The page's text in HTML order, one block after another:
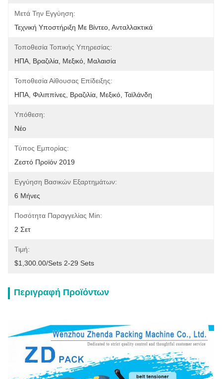
Μετά Την Εγγύηση:
Τεχνική Υποστήριξη Με Βίντεο, Ανταλλακτικά
Τοποθεσία Τοπικής Υπηρεσίας:
ΗΠΑ, Βραζιλία, Μεξικό, Μαλαισία
Τοποθεσία Αίθουσας Επίδειξης:
ΗΠΑ, Φιλιππίνες, Βραζιλία, Μεξικό, Ταϊλάνδη
Υπόθεση:
Νέο
Τύπος Εμπορίας:
Ζεστό Προϊόν 2019
Εγγύηση Βασικών Εξαρτημάτων:
6 Μήνες
Ποσότητα Παραγγελίας Min:
2 Σετ
Τιμή:
$1,300.00/sets 2-29 Sets
Περιγραφή Προϊόντων